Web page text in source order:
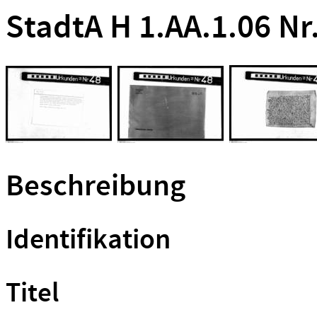
StadtA H 1.AA.1.06
Beschreibung
Identifikation
Titel